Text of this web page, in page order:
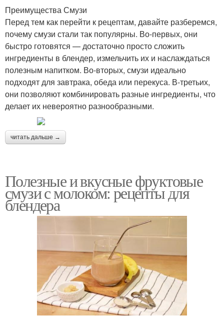
Преимущества Смузи
Перед тем как перейти к рецептам, давайте разберемся,
почему смузи стали так популярны. Во-первых, они
быстро готовятся — достаточно просто сложить
ингредиенты в блендер, измельчить их и наслаждаться
полезным напитком. Во-вторых, смузи идеально
подходят для завтрака, обеда или перекуса. В-третьих,
они позволяют комбинировать разные ингредиенты, что
делает их невероятно разнообразными.
читать дальше →
Полезные и вкусные фруктовые
смузи с молоком: рецепты для
блендера